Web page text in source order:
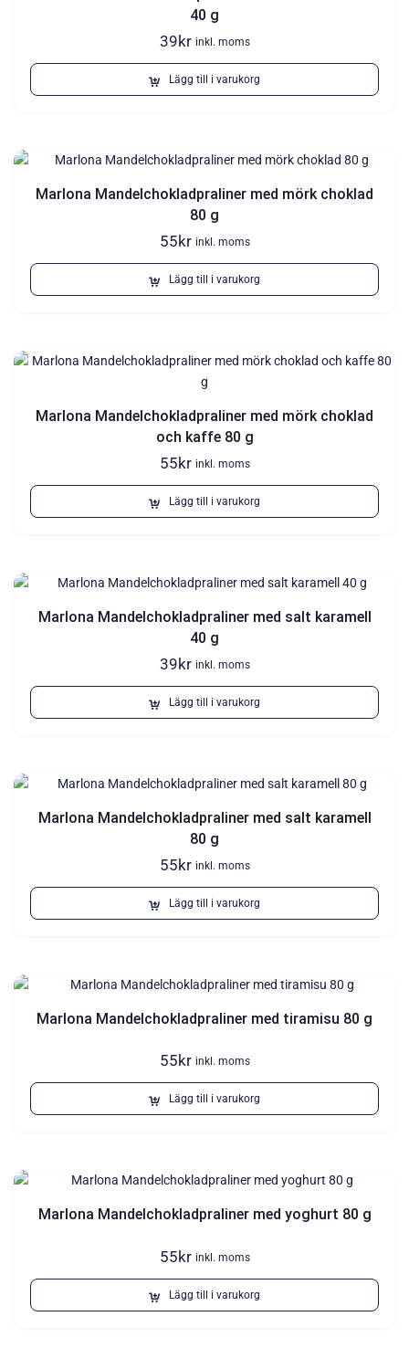
40 g
39kr inkl. moms
Lägg till i varukorg
Marlona Mandelchokladpraliner med mörk choklad
80 g
55kr inkl. moms
Lägg till i varukorg
Marlona Mandelchokladpraliner med mörk choklad
och kaffe 80 g
55kr inkl. moms
Lägg till i varukorg
Marlona Mandelchokladpraliner med salt karamell
40 g
39kr inkl. moms
Lägg till i varukorg
Marlona Mandelchokladpraliner med salt karamell
80 g
55kr inkl. moms
Lägg till i varukorg
Marlona Mandelchokladpraliner med tiramisu 80 g
55kr inkl. moms
Lägg till i varukorg
Marlona Mandelchokladpraliner med yoghurt 80 g
55kr inkl. moms
Lägg till i varukorg